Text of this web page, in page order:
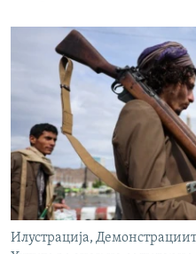
Илустрација,